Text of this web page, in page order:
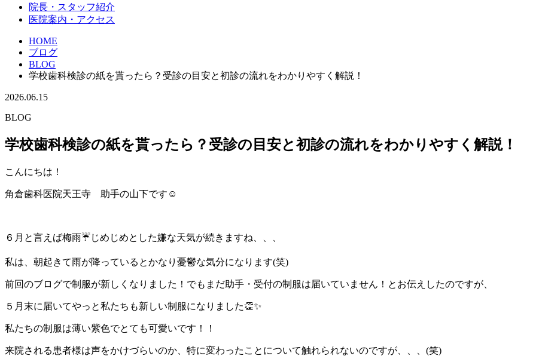
院長・スタッフ紹介
医院案内・アクセス
HOME
ブログ
BLOG
学校歯科検診の紙を貰ったら？受診の目安と初診の流れをわかりやすく解説！
2026.06.15
BLOG
学校歯科検診の紙を貰ったら？受診の目安と初診の流れをわかりやすく解説！
こんにちは！
角倉歯科医院天王寺 助手の山下です☺
６月と言えば梅雨☔じめじめとした嫌な天気が続きますね、、、
私は、朝起きて雨が降っているとかなり憂鬱な気分になります(笑)
前回のブログで制服が新しくなりました！でもまだ助手・受付の制服は届いていません！とお伝えしたのですが、
５月末に届いてやっと私たちも新しい制服になりました👏✨
私たちの制服は薄い紫色でとても可愛いです！！
来院される患者様は声をかけづらいのか、特に変わったことについて触れられないのですが、、、(笑)